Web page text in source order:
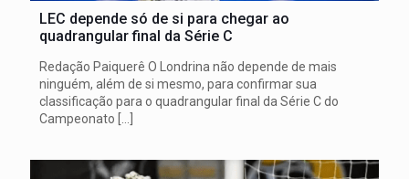
LEC depende só de si para chegar ao
quadrangular final da Série C
Redação Paiquerê O Londrina não depende de mais
ninguém, além de si mesmo, para confirmar sua
classificação para o quadrangular final da Série C do
Campeonato